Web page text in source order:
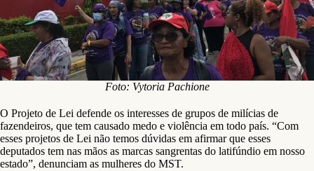
Foto: Vytoria Pachione
O Projeto de Lei defende os interesses de grupos de milícias de
fazendeiros, que tem causado medo e violência em todo país. “Com
esses projetos de Lei não temos dúvidas em afirmar que esses
deputados tem nas mãos as marcas sangrentas do latifúndio em nosso
estado”, denunciam as mulheres do MST.